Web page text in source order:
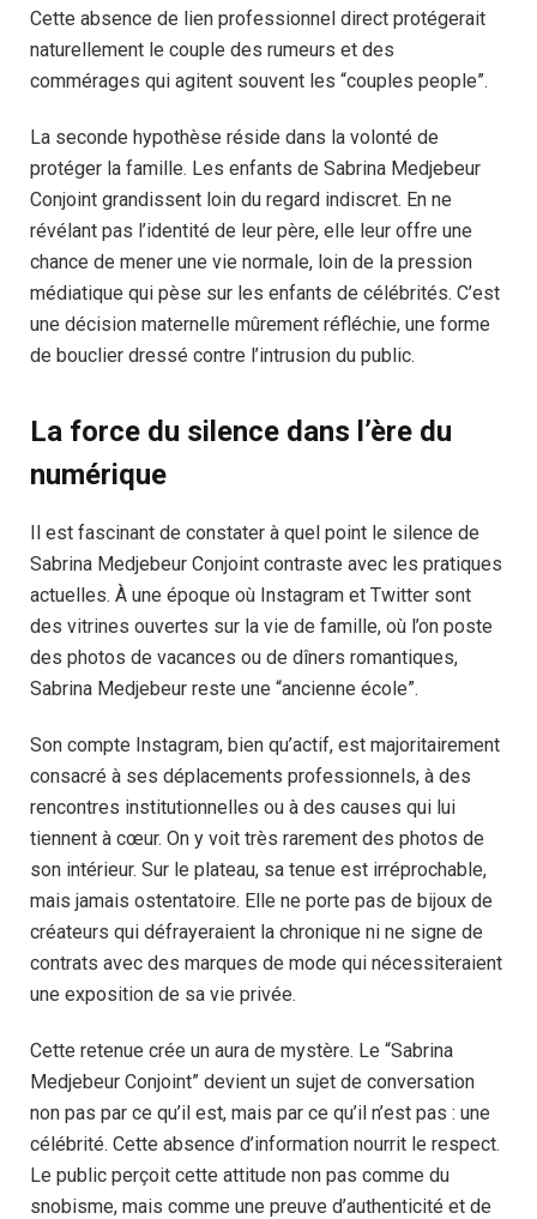
Cette absence de lien professionnel direct protégerait
naturellement le couple des rumeurs et des
commérages qui agitent souvent les “couples people”.
La seconde hypothèse réside dans la volonté de
protéger la famille. Les enfants de Sabrina Medjebeur
Conjoint grandissent loin du regard indiscret. En ne
révélant pas l’identité de leur père, elle leur offre une
chance de mener une vie normale, loin de la pression
médiatique qui pèse sur les enfants de célébrités. C’est
une décision maternelle mûrement réfléchie, une forme
de bouclier dressé contre l’intrusion du public.
La force du silence dans l’ère du
numérique
Il est fascinant de constater à quel point le silence de
Sabrina Medjebeur Conjoint contraste avec les pratiques
actuelles. À une époque où Instagram et Twitter sont
des vitrines ouvertes sur la vie de famille, où l’on poste
des photos de vacances ou de dîners romantiques,
Sabrina Medjebeur reste une “ancienne école”.
Son compte Instagram, bien qu’actif, est majoritairement
consacré à ses déplacements professionnels, à des
rencontres institutionnelles ou à des causes qui lui
tiennent à cœur. On y voit très rarement des photos de
son intérieur. Sur le plateau, sa tenue est irréprochable,
mais jamais ostentatoire. Elle ne porte pas de bijoux de
créateurs qui défrayeraient la chronique ni ne signe de
contrats avec des marques de mode qui nécessiteraient
une exposition de sa vie privée.
Cette retenue crée un aura de mystère. Le “Sabrina
Medjebeur Conjoint” devient un sujet de conversation
non pas par ce qu’il est, mais par ce qu’il n’est pas : une
célébrité. Cette absence d’information nourrit le respect.
Le public perçoit cette attitude non pas comme du
snobisme, mais comme une preuve d’authenticité et de